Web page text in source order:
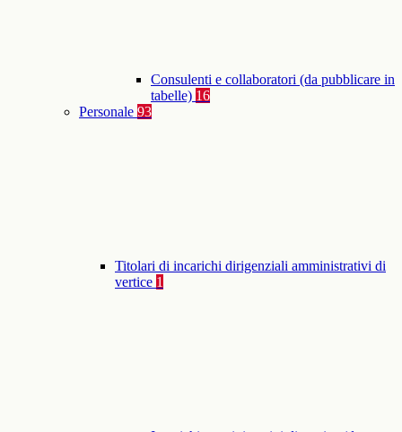
Consulenti e collaboratori (da pubblicare in
tabelle) 16
Personale 93
Titolari di incarichi dirigenziali amministrativi di
vertice 1